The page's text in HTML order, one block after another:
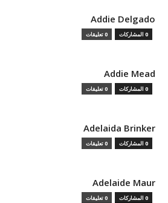
Addie Delgado
0 المشاركات 0 تعليقات
Addie Mead
0 المشاركات 0 تعليقات
Adelaida Brinker
0 المشاركات 0 تعليقات
Adelaide Maur
0 المشاركات 0 تعليقات